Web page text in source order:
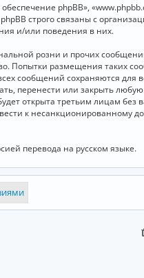
phpBB»,
строго связаны с
и/или поведения в них.
розни и прочих
Попытки размещения таких
сообщений сохраняются для
перенести или закрыть
открыта третьим лицам
к несанкционированному
перевода на русском языке.